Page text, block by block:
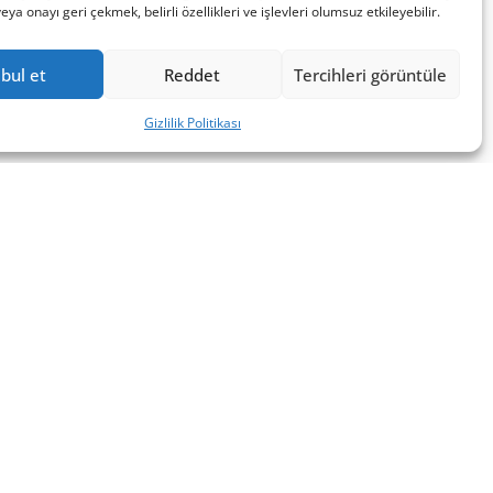
onayı geri çekmek, belirli özellikleri ve işlevleri olumsuz etkileyebilir.
et Reddet Tercihleri görüntüle
Gizlilik Politikası